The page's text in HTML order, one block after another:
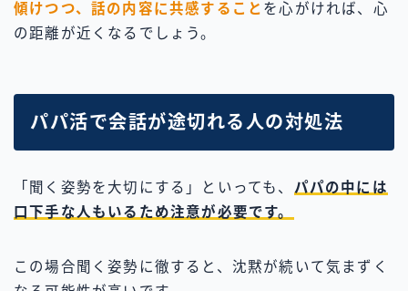
傾けつつ、話の内容に共感すること を心がければ、心
の距離が近くなるでしょう。
パパ活で会話が途切れる人の対処法
「聞く姿勢を大切にする」といっても、 パパの中には
口下手な人もいるため注意が必要です。
この場合聞く姿勢に徹すると、沈黙が続いて気まずく